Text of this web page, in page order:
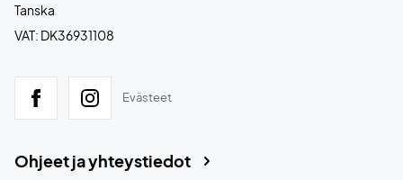
Tanska
VAT: DK36931108
Evästeet
Ohjeet ja yhteystiedot